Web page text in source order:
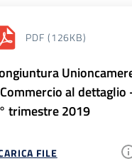
PDF (126KB)
al dettaglio
trimestre 2019
FILE